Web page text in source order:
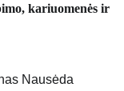
kariuomenės ir
Nausėda